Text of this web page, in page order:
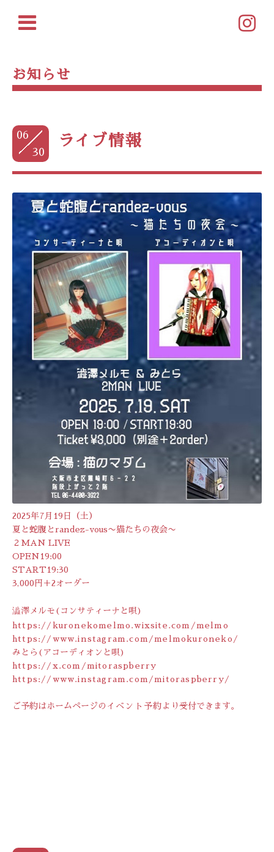
お知らせ
06
30
ライブ情報
2025年7月19日（土）
夏と蛇腹とrandez-vous〜猫たちの夜会〜
２MAN LIVE
OPEN19:00
START19:30
3,000円＋2オーダー
澁澤メルモ(コンサティーナと唄)
https://kuronekomelmo.wixsite.com/melmo
https://www.instagram.com/melmokuroneko/
みとら(アコーディオンと唄)
https://x.com/mitoraspberry
https://www.instagram.com/mitoraspberry/
ご予約はホームページの イベント予約 より受付できます。